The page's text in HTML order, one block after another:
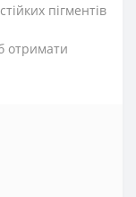
пігментів
отримати